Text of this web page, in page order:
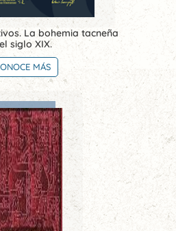
La bohemia tacneña
siglo XIX.
MÁS